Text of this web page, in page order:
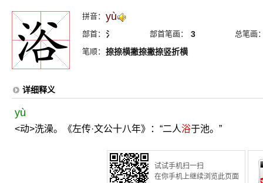
拼音： yù
部首： 氵 部首笔画： 3
总笔画
笔顺： 捺捺横撇捺撇捺竖折横
详细释义
yù
<动>洗澡。《左传·文公十八年》：“二人浴于池。”
试试手机扫一扫
在你手机上继续浏览此页面